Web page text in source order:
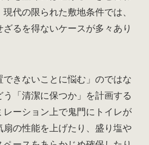
代の限られた敷地条件では、
ざるを得ないケースが多々あり
できないことに悩む」のではな
う「清潔に保つか」を計画する
レーション上で鬼門にトイレが
扇の性能を上げたり、盛り塩や